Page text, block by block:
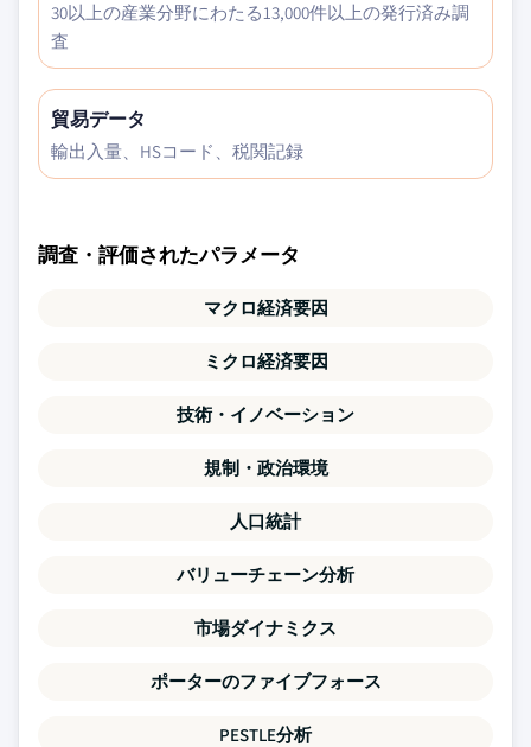
30以上の産業分野にわたる13,000件以上の発行済み調
査
貿易データ
輸出入量、HSコード、税関記録
調査・評価されたパラメータ
マクロ経済要因
ミクロ経済要因
技術・イノベーション
規制・政治環境
人口統計
バリューチェーン分析
市場ダイナミクス
ポーターのファイブフォース
PESTLE分析